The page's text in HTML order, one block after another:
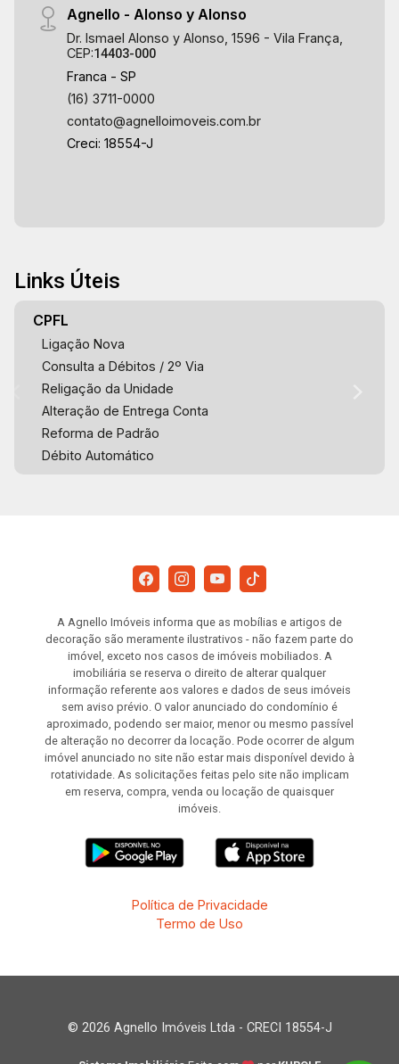
Agnello - Alonso y Alonso
Dr. Ismael Alonso y Alonso, 1596 - Vila França,
CEP:14403-000
Franca - SP
(16) 3711-0000
contato@agnelloimoveis.com.br
Creci: 18554-J
Links Úteis
CPFL
Ligação Nova
Consulta a Débitos / 2º Via
Religação da Unidade
Alteração de Entrega Conta
Reforma de Padrão
Débito Automático
A Agnello Imóveis informa que as mobílias e artigos de
decoração são meramente ilustrativos - não fazem parte do
imóvel, exceto nos casos de imóveis mobiliados. A
imobiliária se reserva o direito de alterar qualquer
informação referente aos valores e dados de seus imóveis
sem aviso prévio. O valor anunciado do condomínio é
aproximado, podendo ser maior, menor ou mesmo passível
de alteração no decorrer da locação. Pode ocorrer de algum
imóvel anunciado no site não estar mais disponível devido à
rotatividade. As solicitações feitas pelo site não implicam
em reserva, compra, venda ou locação de quaisquer
imóveis.
Política de Privacidade
Termo de Uso
© 2026 Agnello Imóveis Ltda - CRECI 18554-J